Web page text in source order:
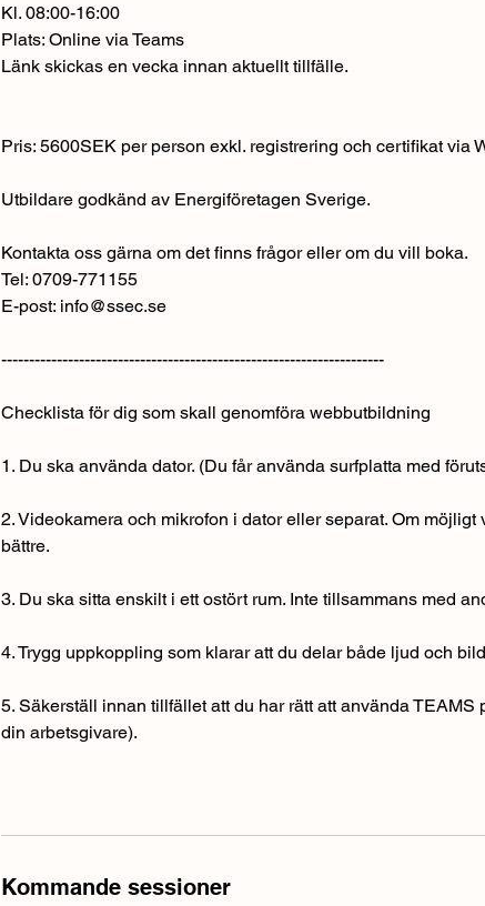
Kl. 08:00-16:00
Plats: Online via Teams
Länk skickas en vecka innan aktuellt tillfälle.
Pris: 5600SEK per person exkl. registrering och certifikat via
Utbildare godkänd av Energiföretagen Sverige.
Kontakta oss gärna om det finns frågor eller om du vill boka.
Tel: 0709-771155
E-post: info@ssec.se
---------------------------------------------------------------------
Checklista för dig som skall genomföra webbutbildning
1. Du ska använda dator. (Du får använda surfplatta med
2. Videokamera och mikrofon i dator eller separat. Om
bättre.
3. Du ska sitta enskilt i ett ostört rum. Inte tillsammans med
4. Trygg uppkoppling som klarar att du delar både ljud och
5. Säkerställ innan tillfället att du har rätt att använda TEAMS
din arbetsgivare).
Kommande sessioner